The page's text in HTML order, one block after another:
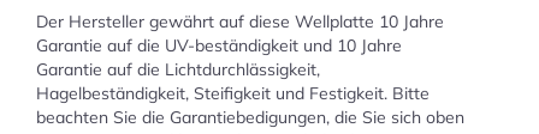
Der Hersteller gewährt auf diese Wellplatte 10 Jahre
Garantie auf die UV-beständigkeit und 10 Jahre
Garantie auf die Lichtdurchlässigkeit,
Hagelbeständigkeit, Steifigkeit und Festigkeit. Bitte
beachten Sie die Garantiebedigungen, die Sie sich oben